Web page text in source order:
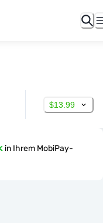
$13.99
in Ihrem MobiPay-